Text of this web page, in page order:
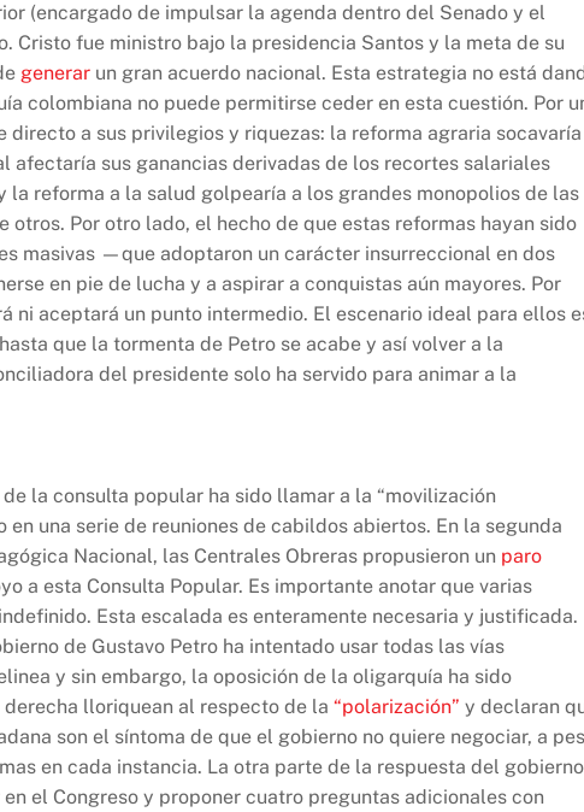
(encargado de impulsar la agenda dentro del Senado y el
Cristo fue ministro bajo la presidencia Santos y la meta de su
generar un gran acuerdo nacional. Esta estrategia no está
colombiana no puede permitirse ceder en esta cuestión. Por
a sus privilegios y riquezas: la reforma agraria socavaría
afectaría sus ganancias derivadas de los recortes salariales
reforma a la salud golpearía a los grandes monopolios de las
otros. Por otro lado, el hecho de que estas reformas hayan sido
masivas —que adoptaron un carácter insurreccional en dos
en pie de lucha y a aspirar a conquistas aún mayores. Por
ni aceptará un punto intermedio. El escenario ideal para ellos
que la tormenta de Petro se acabe y así volver a la
del presidente solo ha servido para animar a la
la consulta popular ha sido llamar a la “movilización
en una serie de reuniones de cabildos abiertos. En la segunda
Nacional, las Centrales Obreras propusieron un paro
a esta Consulta Popular. Es importante anotar que varias
Esta escalada es enteramente necesaria y justificada.
de Gustavo Petro ha intentado usar todas las vías
y sin embargo, la oposición de la oligarquía ha sido
lloriquean al respecto de la “polarización” y declaran
son el síntoma de que el gobierno no quiere negociar, a
en cada instancia. La otra parte de la respuesta del gobierno
el Congreso y proponer cuatro preguntas adicionales con